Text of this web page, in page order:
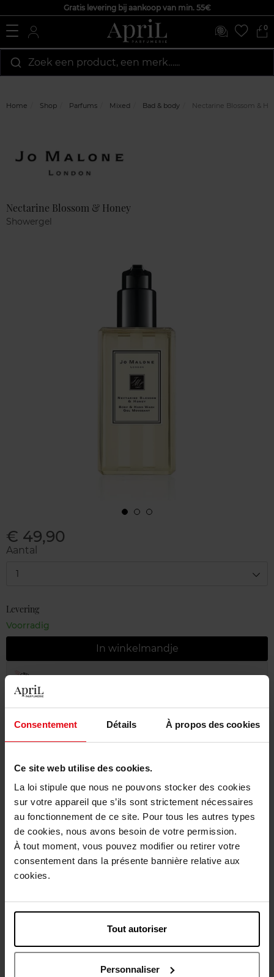
Consentement Détails À propos des cookies
Ce site web utilise des cookies.
La loi stipule que nous ne pouvons stocker des cookies
sur votre appareil que s’ils sont strictement nécessaires
au fonctionnement de ce site. Pour tous les autres types
de cookies, nous avons besoin de votre permission.
À tout moment, vous pouvez modifier ou retirer votre
consentement dans la présente bannière relative aux
cookies.
Tout autoriser
Personnaliser
Gratis levering bij aankoop van min. 55€
0
Zoek een product, een merk…...
Home Shop Parfums Mixed Bad & body Nectarine Blossom &
Nectarine Blossom & Honey
Showergel
€ 49,90
Aantal
1
Levering
Voorradig
In winkelmandje
Gratis levering bij aankoop van min. 55€
Gratis retour in je winkelpunt
Gratis verpakking
Beschrijving
Karakteristieken
Review
Nog iets vergeten ?